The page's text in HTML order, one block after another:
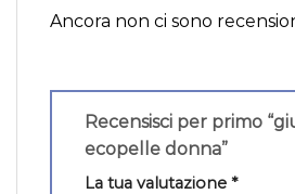
Ancora non ci sono
Recensisci per primo
ecopelle donna”
La tua valutazione *